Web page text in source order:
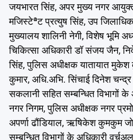
जयभारत सिंह, अपर मुख्य नगर
मजिस्टेªट प्रत्युष सिंह, उप
मुख्यालय शालिनी नेगी, विशेष भूमि
चिकित्सा अधिकारी डॉ संजय जैन,
सिंह, पुलिस अधीक्षक यातायात मुकेश
कुमार, अधि.अभि. सिंचाई दिनेश चन्द्र
सकलानी सहित सम्बन्धित विभागों
नगर निगम, पुलिस अधीक्षक नगर
अपर्णा ढौंडियाल, ऋषिकेश कुमकुम
सम्बन्धित विभागों के अधिकारी